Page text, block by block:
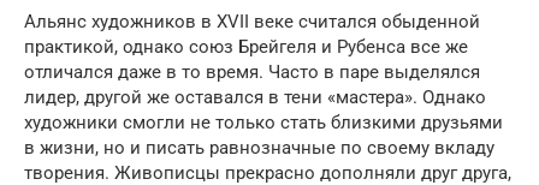
Альянс художников в XVII веке считался обыденной
практикой, однако союз Брейгеля и Рубенса все же
отличался даже в то время. Часто в паре выделялся
лидер, другой же оставался в тени «мастера». Однако
художники смогли не только стать близкими друзьями
в жизни, но и писать равнозначные по своему вкладу
творения. Живописцы прекрасно дополняли друг друга,